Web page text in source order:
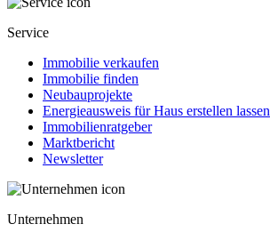
Service
Immobilie verkaufen
Immobilie finden
Neubauprojekte
Energieausweis für Haus erstellen lassen
Immobilienratgeber
Marktbericht
Newsletter
Unternehmen